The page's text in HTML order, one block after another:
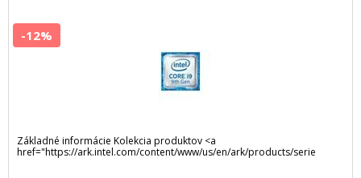
Základné informácie Kolekcia produktov <a
href="https://ark.intel.com/content/www/us/en/ark/products/serie
-12%